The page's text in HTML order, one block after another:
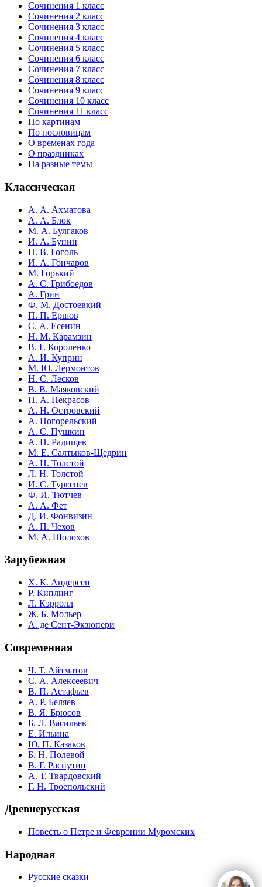
Сочинения 1 класс
Сочинения 2 класс
Сочинения 3 класс
Сочинения 4 класс
Сочинения 5 класс
Сочинения 6 класс
Сочинения 7 класс
Сочинения 8 класс
Сочинения 9 класс
Сочинения 10 класс
Сочинения 11 класс
По картинам
По пословицам
О временах года
О праздниках
На разные темы
Классическая
А. А. Ахматова
А. А. Блок
М. А. Булгаков
И. А. Бунин
Н. В. Гоголь
И. А. Гончаров
М. Горький
А. С. Грибоедов
А. Грин
Ф. М. Достоевкий
П. П. Ершов
С. А. Есенин
Н. М. Карамзин
В. Г. Короленко
А. И. Куприн
М. Ю. Лермонтов
Н. С. Лесков
В. В. Маяковский
Н. А. Некрасов
А. Н. Островский
А. Погорельский
А. С. Пушкин
А. Н. Радищев
М. Е. Салтыков-Щедрин
А. Н. Толстой
Л. Н. Толстой
И. С. Тургенев
Ф. И. Тютчев
А. А. Фет
Д. И. Фонвизин
А. П. Чехов
М. А. Шолохов
Зарубежная
Х. К. Андерсен
Р. Киплинг
Л. Кэрролл
Ж. Б. Мольер
А. де Сент-Экзюпери
Современная
Ч. Т. Айтматов
С. А. Алексеевич
В. П. Астафьев
А. Р. Беляев
В. Я. Брюсов
Б. Л. Васильев
Е. Ильина
Ю. П. Казаков
Б. Н. Полевой
В. Г. Распутин
А. Т. Твардовский
Г. Н. Троепольский
Древнерусская
Повесть о Петре и Февронии Муромских
Народная
Русские сказки